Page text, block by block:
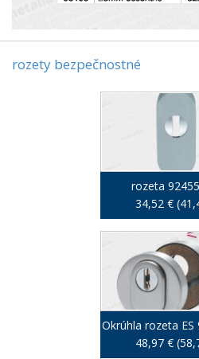
rozety bezpečnostné
rozeta
34,52 €
Okrúhla rozeta ES
48,97 €